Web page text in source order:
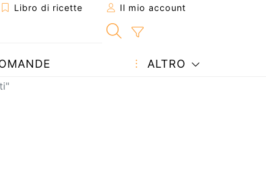
Libro di ricette Il mio account
ALTRO